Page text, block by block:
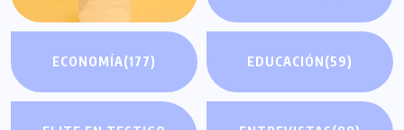
ECONOMÍA(177) EDUCACIÓN(59)